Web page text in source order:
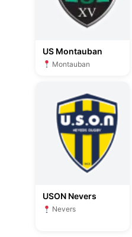
US Montauban
Montauban
USON Nevers
Nevers